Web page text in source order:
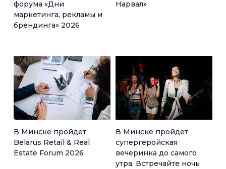
форума «Дни
маркетинга, рекламы и
брендинга» 2026
Нарвал»
В Минске пройдет
Belarus Retail & Real
Estate Forum 2026
В Минске пройдет
супергеройская
вечеринка до самого
утра. Встречайте ночь